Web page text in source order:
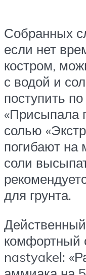
Собранных
если нет
костром,
с водой и
поступить
«Присыпала
солью
погибают на
соли
для грунта.
комфортный
nastyakel: